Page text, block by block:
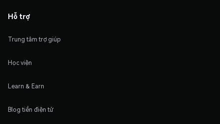
Hỗ trợ
Trung tâm trợ giúp
Học viện
Learn & Earn
Blog tiền điện tử